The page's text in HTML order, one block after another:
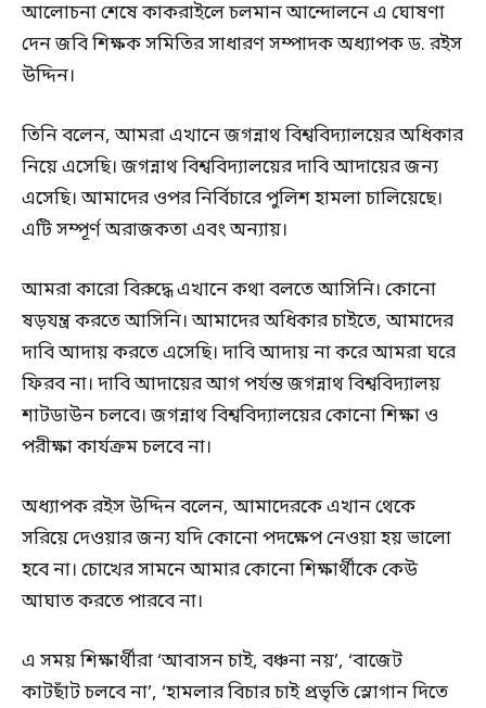
আলোচনা শেষে কাকরাইলে চলমান আন্দোলনে এ ঘোষণা
দেন জবি শিক্ষক সমিতির সাধারণ সম্পাদক অধ্যাপক ড. রইস
উদ্দিন।
তিনি বলেন, আমরা এখানে জগন্নাথ বিশ্ববিদ্যালয়ের অধিকার
নিয়ে এসেছি। জগন্নাথ বিশ্ববিদ্যালয়ের দাবি আদায়ের জন্য
এসেছি। আমাদের ওপর নির্বিচারে পুলিশ হামলা চালিয়েছে।
এটি সম্পূর্ণ অরাজকতা এবং অন্যায়।
আমরা কারো বিরুদ্ধে এখানে কথা বলতে আসিনি। কোনো
ষড়যন্ত্র করতে আসিনি। আমাদের অধিকার চাইতে, আমাদের
দাবি আদায় করতে এসেছি। দাবি আদায় না করে আমরা ঘরে
ফিরব না। দাবি আদায়ের আগ পর্যন্ত জগন্নাথ বিশ্ববিদ্যালয়
শাটডাউন চলবে। জগন্নাথ বিশ্ববিদ্যালয়ের কোনো শিক্ষা ও
পরীক্ষা কার্যক্রম চলবে না।
অধ্যাপক রইস উদ্দিন বলেন, আমাদেরকে এখান থেকে
সরিয়ে দেওয়ার জন্য যদি কোনো পদক্ষেপ নেওয়া হয় ভালো
হবে না। চোখের সামনে আমার কোনো শিক্ষার্থীকে কেউ
আঘাত করতে পারবে না।
এ সময় শিক্ষার্থীরা ‘আবাসন চাই, বঞ্চনা নয়’, ‘বাজেট
কাটছাঁট চলবে না’, ‘হামলার বিচার চাই প্রভৃতি স্লোগান দিতে